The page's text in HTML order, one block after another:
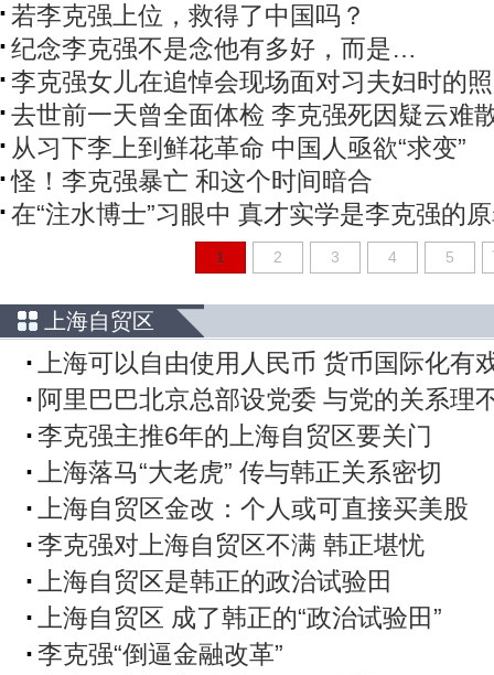
若李克强上位，救得了中国吗？
纪念李克强不是念他有多好，而是…
李克强女儿在追悼会现场面对习夫妇时的
去世前一天曾全面体检 李克强死因疑云难
从习下李上到鲜花革命 中国人亟欲“求变”
怪！李克强暴亡 和这个时间暗合
在“注水博士”习眼中 真才实学是李克强的
1 2 3 4 5
上海自贸区
上海可以自由使用人民币 货币国际化有
阿里巴巴北京总部设党委 与党的关系理
李克强主推6年的上海自贸区要关门
上海落马“大老虎” 传与韩正关系密切
上海自贸区金改：个人或可直接买美股
李克强对上海自贸区不满 韩正堪忧
上海自贸区是韩正的政治试验田
上海自贸区 成了韩正的“政治试验田”
李克强“倒逼金融改革”